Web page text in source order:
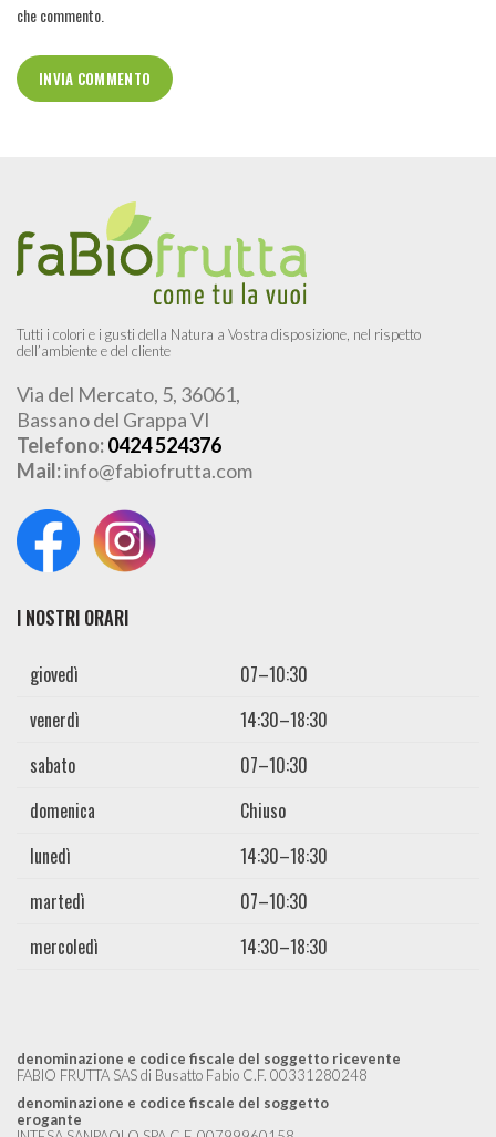
che commento.
Tutti i colori e i gusti della Natura a Vostra disposizione, nel rispetto
dell’ambiente e del cliente
Via del Mercato, 5, 36061,
Bassano del Grappa VI
Telefono:0424 524376
Mail:info@fabiofrutta.com
I NOSTRI ORARI
giovedì
07–10:30
venerdì
14:30–18:30
sabato
07–10:30
domenica
Chiuso
lunedì
14:30–18:30
martedì
07–10:30
mercoledì
14:30–18:30
denominazione e codice fiscale del soggetto ricevente
FABIO FRUTTA SAS di Busatto Fabio C.F. 00331280248
denominazione e codice fiscale del soggetto
erogante